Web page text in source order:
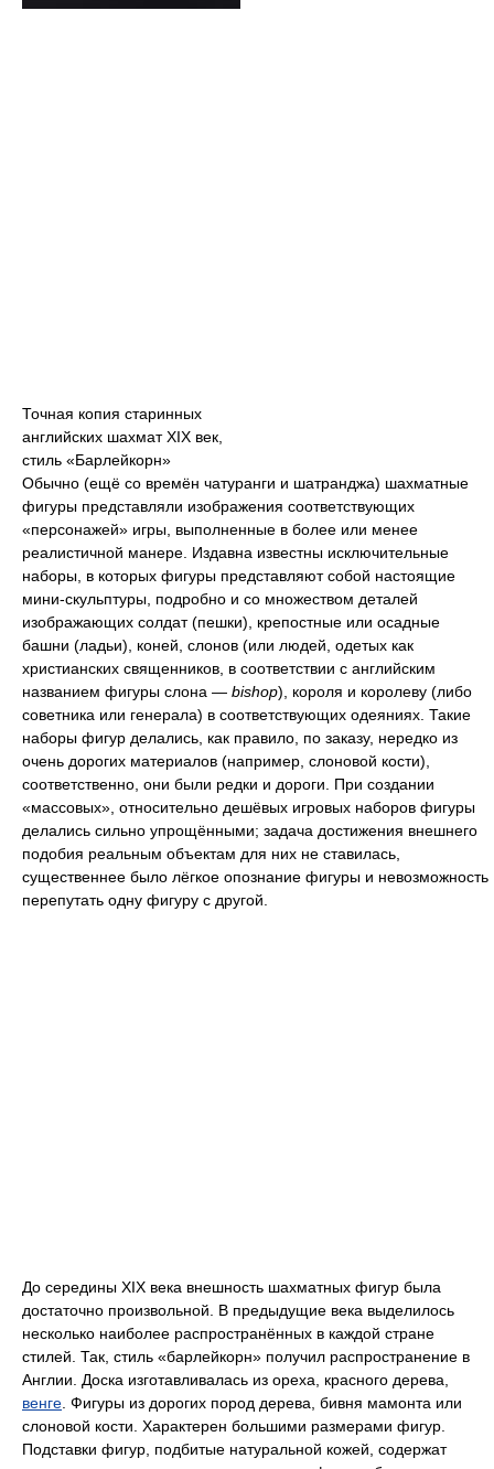
Точная копия старинных
английских шахмат XIX век,
стиль «Барлейкорн»
Обычно (ещё со времён чатуранги и шатранджа) шахматные
фигуры представляли изображения соответствующих
«персонажей» игры, выполненные в более или менее
реалистичной манере. Издавна известны исключительные
наборы, в которых фигуры представляют собой настоящие
мини-скульптуры, подробно и со множеством деталей
изображающих солдат (пешки), крепостные или осадные
башни (ладьи), коней, слонов (или людей, одетых как
христианских священников, в соответствии с английским
названием фигуры слона — bishop), короля и королеву (либо
советника или генерала) в соответствующих одеяниях. Такие
наборы фигур делались, как правило, по заказу, нередко из
очень дорогих материалов (например, слоновой кости),
соответственно, они были редки и дороги. При создании
«массовых», относительно дешёвых игровых наборов фигуры
делались сильно упрощёнными; задача достижения внешнего
подобия реальным объектам для них не ставилась,
существеннее было лёгкое опознание фигуры и невозможность
перепутать одну фигуру с другой.
До середины XIX века внешность шахматных фигур была
достаточно произвольной. В предыдущие века выделилось
несколько наиболее распространённых в каждой стране
стилей. Так, стиль «барлейкорн» получил распространение в
Англии. Доска изготавливалась из ореха, красного дерева,
венге . Фигуры из дорогих пород дерева, бивня мамонта или
слоновой кости. Характерен большими размерами фигур.
Подставки фигур, подбитые натуральной кожей, содержат